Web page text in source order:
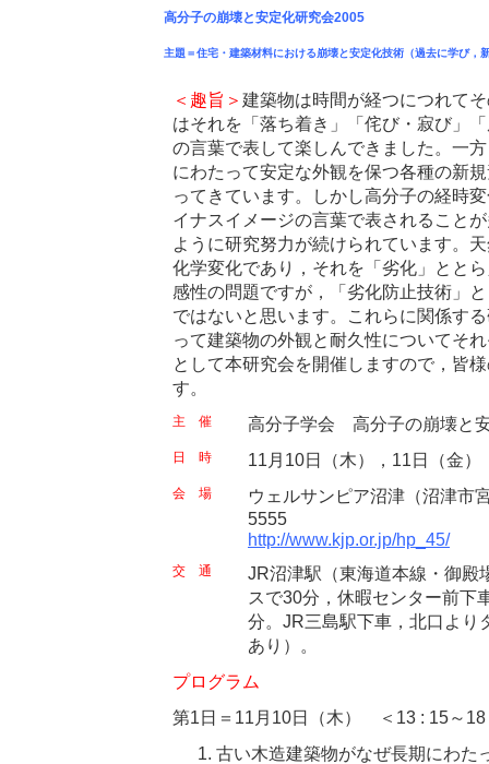
高分子の崩壊と安定化研究会2005
主題＝住宅・建築材料における崩壊と安定化技術（過去に学び，
＜趣旨＞ 建築物は時間が経つにつれて
はそれを「落ち着き」「侘び・寂び」
の言葉で表して楽しんできました。一
にわたって安定な外観を保つ各種の新
ってきています。しかし高分子の経時
イナスイメージの言葉で表されること
ように研究努力が続けられています。
化学変化であり，それを「劣化」とと
感性の問題ですが，「劣化防止技術」
ではないと思います。これらに関係す
って建築物の外観と耐久性についてそ
として本研究会を開催しますので，皆
す。
主 催 高分子学会 高分子の崩壊と
日 時 11月10日（木），11日（金）
会 場
ウェルサンピア沼津（沼津市
5555
http://www.kjp.or.jp/hp_45/
交 通
JR沼津駅（東海道本線・御殿
スで30分，休暇センター前下
分。JR三島駅下車，北口より
あり）。
プログラム
第1日＝11月10日（木） ＜13 : 15～18
古い木造建築物がなぜ長期にわ